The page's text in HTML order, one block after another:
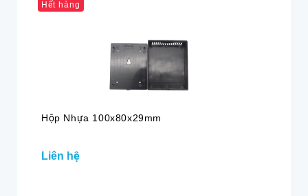
Hết hàng
Hộp Nhựa 100x80x29mm
Liên hệ